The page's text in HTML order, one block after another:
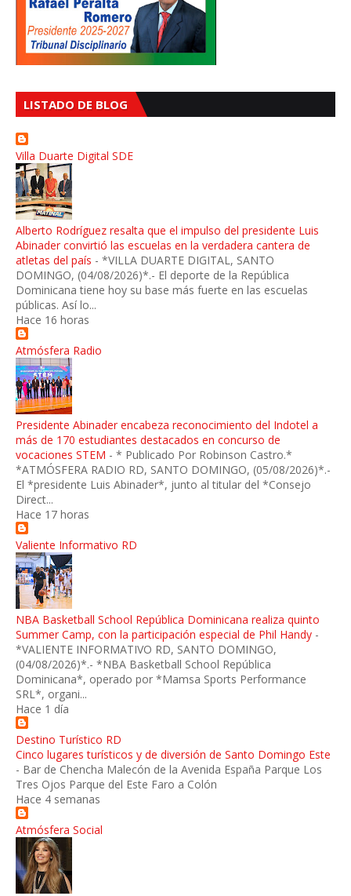
LISTADO DE BLOG
Villa Duarte Digital SDE
Alberto Rodríguez resalta que el impulso del presidente Luis
Abinader convirtió las escuelas en la verdadera cantera de
atletas del país - *VILLA DUARTE DIGITAL, SANTO
DOMINGO, (04/08/2026)*.- El deporte de la República
Dominicana tiene hoy su base más fuerte en las escuelas
públicas. Así lo...
Hace 16 horas
Atmósfera Radio
Presidente Abinader encabeza reconocimiento del Indotel a
más de 170 estudiantes destacados en concurso de
vocaciones STEM - * Publicado Por Robinson Castro.*
*ATMÓSFERA RADIO RD, SANTO DOMINGO, (05/08/2026)*.-
El *presidente Luis Abinader*, junto al titular del *Consejo
Direct...
Hace 17 horas
Valiente Informativo RD
NBA Basketball School República Dominicana realiza quinto
Summer Camp, con la participación especial de Phil Handy -
*VALIENTE INFORMATIVO RD, SANTO DOMINGO,
(04/08/2026)*.- *NBA Basketball School República
Dominicana*, operado por *Mamsa Sports Performance
SRL*, organi...
Hace 1 día
Destino Turístico RD
Cinco lugares turísticos y de diversión de Santo Domingo Este
- Bar de Chencha Malecón de la Avenida España Parque Los
Tres Ojos Parque del Este Faro a Colón
Hace 4 semanas
Atmósfera Social